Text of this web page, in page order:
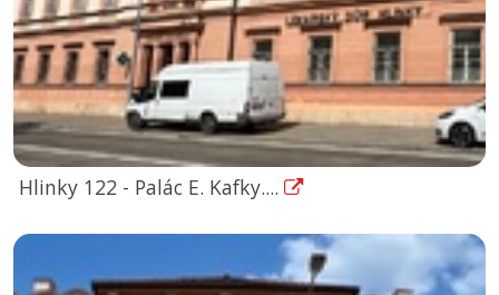
Hlinky 122 - Palác E. Kafky....